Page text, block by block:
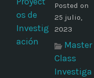
Posted on
25 julio,
2023
Master
Class
Investiga